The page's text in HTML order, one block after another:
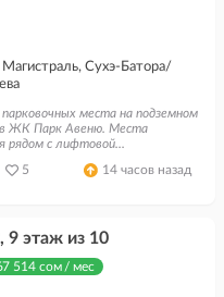
Сухэ-Батора/
места на подземном
в ЖК Парк Авеню. Места
рядом с лифтовой...
5 14 часов назад
9 этаж из 10
514 сом / мес